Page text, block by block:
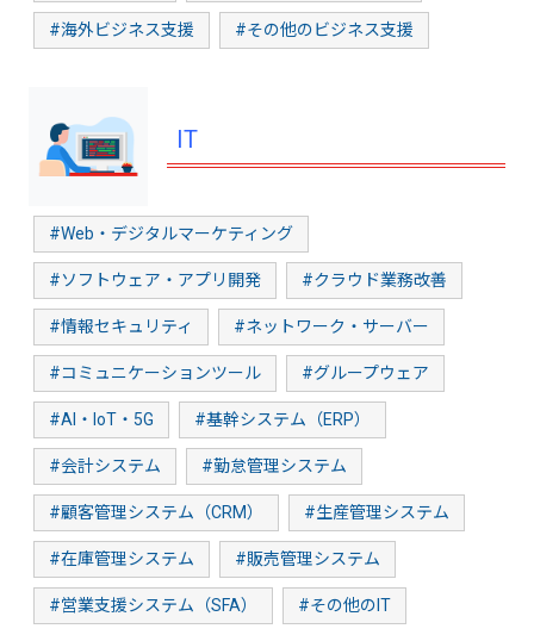
#海外ビジネス支援 #その他のビジネス支援
IT
#Web・デジタルマーケティング
#ソフトウェア・アプリ開発 #クラウド業務改善
#情報セキュリティ #ネットワーク・サーバー
#コミュニケーションツール #グループウェア
#AI・IoT・5G #基幹システム（ERP）
#会計システム #勤怠管理システム
#顧客管理システム（CRM） #生産管理システム
#在庫管理システム #販売管理システム
#営業支援システム（SFA） #その他のIT